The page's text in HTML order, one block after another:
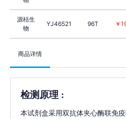
源桔生
物
YJ46521 96T ￥
商品详情
检测原理 :
本试剂盒采用双抗体夹心酶联免